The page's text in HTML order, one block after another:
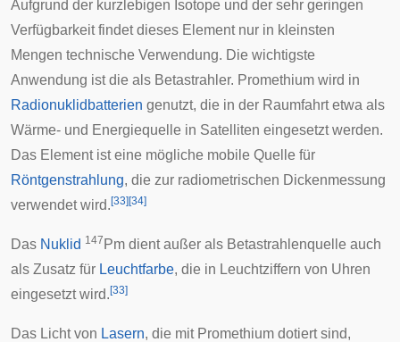
Aufgrund der kurzlebigen Isotope und der sehr geringen
Verfügbarkeit findet dieses Element nur in kleinsten
Mengen technische Verwendung. Die wichtigste
Anwendung ist die als Betastrahler. Promethium wird in
Radionuklidbatterien genutzt, die in der Raumfahrt etwa als
Wärme- und Energiequelle in Satelliten eingesetzt werden.
Das Element ist eine mögliche mobile Quelle für
Röntgenstrahlung, die zur radiometrischen Dickenmessung
verwendet wird. [33] [34]
Das Nuklid 147 Pm dient außer als Betastrahlenquelle auch
als Zusatz für Leuchtfarbe, die in Leuchtziffern von Uhren
eingesetzt wird. [33]
Das Licht von Lasern, die mit Promethium dotiert sind,